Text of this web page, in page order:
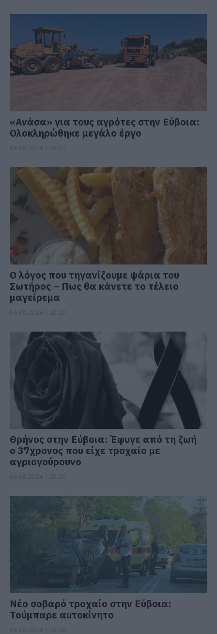
«Ανάσα» για τους αγρότες στην Εύβοια:
Ολοκληρώθηκε μεγάλο έργο
Ο λόγος που τηγανίζουμε ψάρια του
Σωτήρος – Πως θα κάνετε το τέλειο
μαγείρεμα
Θρήνος στην Εύβοια: Έφυγε από τη ζωή
ο 37χρονος που είχε τροχαίο με
αγριογούρουνο
Νέο σοβαρό τροχαίο στην Εύβοια:
Τούμπαρε αυτοκίνητο